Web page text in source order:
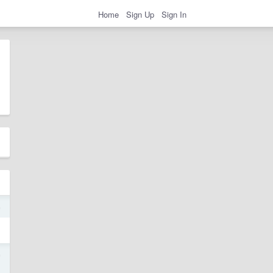
Home Sign Up Sign In